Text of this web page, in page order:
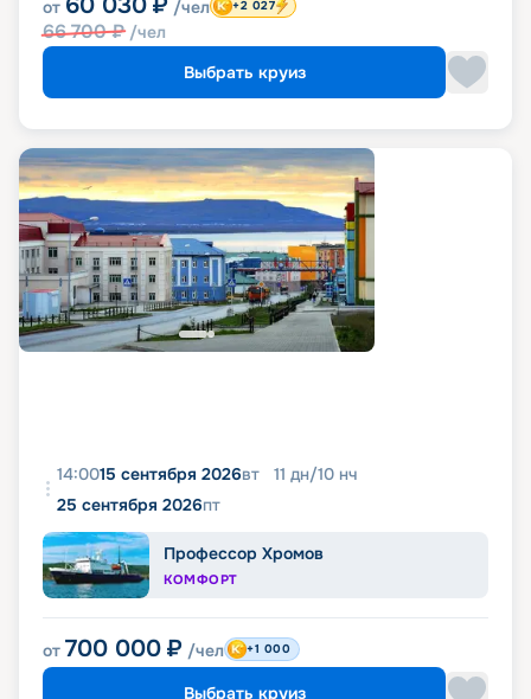
от /чел
66 700₽ /чел
+2 027
Выбрать круиз
14:0015 сентября 2026вт 11 дн/10 нч
25 сентября 2026пт
Профессор Хромов
КОМФОРТ
от 700 000 ₽ /чел +1 000
Выбрать круиз